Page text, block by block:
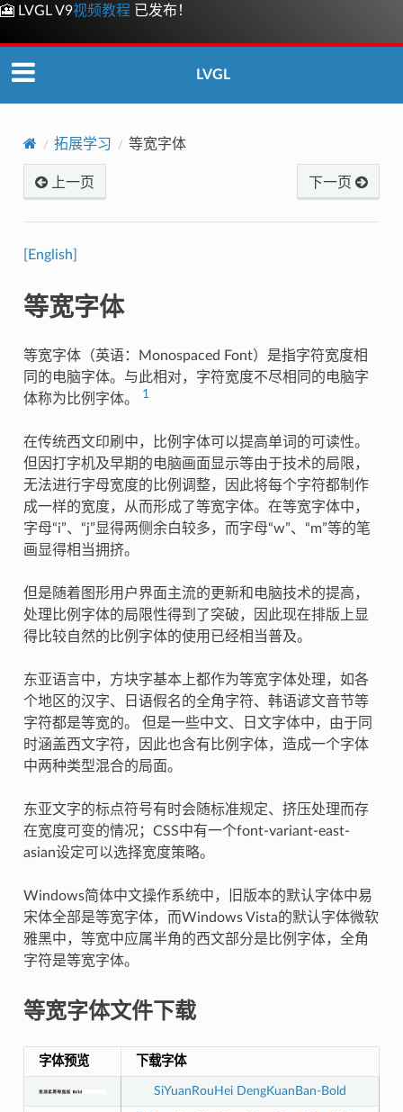
🎦 LVGL V9视频教程 已发布！
LVGL
拓展学习 等宽字体
上一页 下一页
[English]
等宽字体
等宽字体（英语：Monospaced Font）是指字符宽度相
同的电脑字体。与此相对，字符宽度不尽相同的电脑字
体称为比例字体。
1
在传统西文印刷中，比例字体可以提高单词的可读性。
但因打字机及早期的电脑画面显示等由于技术的局限，
无法进行字母宽度的比例调整，因此将每个字符都制作
成一样的宽度，从而形成了等宽字体。在等宽字体中，
字母“i”、“j”显得两侧余白较多，而字母“w”、“m”等的笔
画显得相当拥挤。
但是随着图形用户界面主流的更新和电脑技术的提高，
处理比例字体的局限性得到了突破，因此现在排版上显
得比较自然的比例字体的使用已经相当普及。
东亚语言中，方块字基本上都作为等宽字体处理，如各
个地区的汉字、日语假名的全角字符、韩语谚文音节等
字符都是等宽的。 但是一些中文、日文字体中，由于同
时涵盖西文字符，因此也含有比例字体，造成一个字体
中两种类型混合的局面。
东亚文字的标点符号有时会随标准规定、挤压处理而存
在宽度可变的情况；CSS中有一个font-variant-east-
asian设定可以选择宽度策略。
Windows简体中文操作系统中，旧版本的默认字体中易
宋体全部是等宽字体，而Windows Vista的默认字体微软
雅黑中，等宽中应属半角的西文部分是比例字体，全角
字符是等宽字体。
等宽字体文件下载
字体预览 下载字体
SiYuanRouHei DengKuanBan-Bold